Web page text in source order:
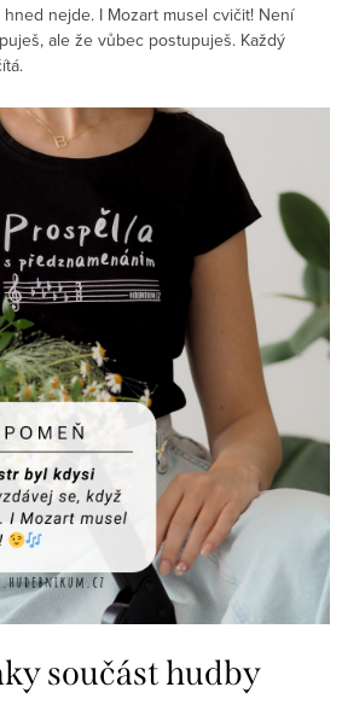
nejde. I Mozart musel cvičit! Není
ale že vůbec postupuješ. Každý
součást hudby